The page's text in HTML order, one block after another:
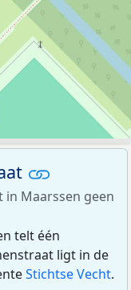
in Maarssen geen
telt één
ligt in de
Stichtse Vecht.